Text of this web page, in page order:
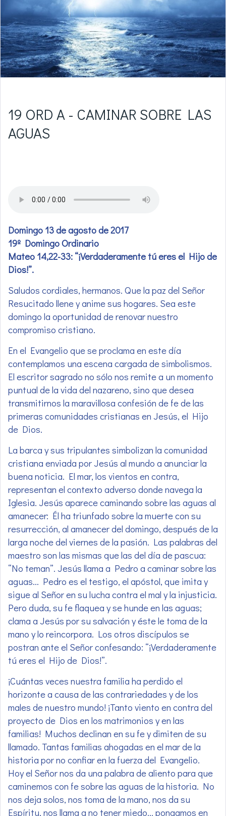
19 ORD A - CAMINAR SOBRE LAS
AGUAS
Domingo 13 de agosto de 2017
19º Domingo Ordinario
Mateo 14,22-33: “¡Verdaderamente tú eres el Hijo de
Dios!”.
Saludos cordiales, hermanos. Que la paz del Señor
Resucitado llene y anime sus hogares. Sea este
domingo la oportunidad de renovar nuestro
compromiso cristiano.
En el Evangelio que se proclama en este día
contemplamos una escena cargada de simbolismos.
El escritor sagrado no sólo nos remite a un momento
puntual de la vida del nazareno, sino que desea
transmitirnos la maravillosa confesión de fe de las
primeras comunidades cristianas en Jesús, el Hijo
de Dios.
La barca y sus tripulantes simbolizan la comunidad
cristiana enviada por Jesús al mundo a anunciar la
buena noticia. El mar, los vientos en contra,
representan el contexto adverso donde navega la
Iglesia. Jesús aparece caminando sobre las aguas al
amanecer: Él ha triunfado sobre la muerte con su
resurrección, al amanecer del domingo, después de la
larga noche del viernes de la pasión. Las palabras del
maestro son las mismas que las del día de pascua:
“No teman”. Jesús llama a Pedro a caminar sobre las
aguas… Pedro es el testigo, el apóstol, que imita y
sigue al Señor en su lucha contra el mal y la injusticia.
Pero duda, su fe flaquea y se hunde en las aguas;
clama a Jesús por su salvación y éste le toma de la
mano y lo reincorpora. Los otros discípulos se
postran ante el Señor confesando: “¡Verdaderamente
tú eres el Hijo de Dios!”.
¡Cuántas veces nuestra familia ha perdido el
horizonte a causa de las contrariedades y de los
males de nuestro mundo! ¡Tanto viento en contra del
proyecto de Dios en los matrimonios y en las
familias! Muchos declinan en su fe y dimiten de su
llamado. Tantas familias ahogadas en el mar de la
historia por no confiar en la fuerza del Evangelio.
Hoy el Señor nos da una palabra de aliento para que
caminemos con fe sobre las aguas de la historia. No
nos deja solos, nos toma de la mano, nos da su
Espíritu, nos llama a no tener miedo… pongamos en